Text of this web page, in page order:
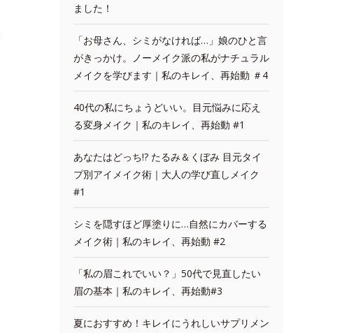
ました！
「お母さん、シミがなければ…」娘のひと言
がきっかけ。ノーメイク派の私がナチュラル
メイクを学びます｜私のキレイ、再始動 ＃4
40代の私にちょうどいい。目元悩みに応え
る変身メイク｜私のキレイ、再始動 #1
あなたはどっち!? たるみ＆くぼみ 目元タイ
プ別アイメイク術｜大人の学び直しメイク
#1
シミを隠すほど厚塗りに…自然にカバーする
メイク術｜私のキレイ、再始動 #2
「私の眉これでいい？」50代で見直したい
眉の基本｜私のキレイ、再始動#3
夏におすすめ！キレイにうれしいサプリメン